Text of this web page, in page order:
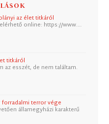
az élet titkáról
online: https://www.…
titkáról
az esszét, de nem találtam.
forradalmi terror vége
államegyházi karakterű